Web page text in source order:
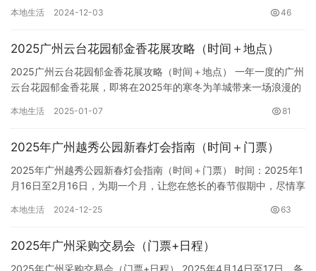
晋升…
本地生活 2024-12-03 46
2025广州云台花园郁金香花展攻略（时间＋地点）
2025广州云台花园郁金香花展攻略（时间＋地点） 一年一度的广州
云台花园郁金香花展，即将在2025年的寒冬为羊城带来一场浪漫的
本地生活 2025-01-07 81
2025年广州越秀公园新春灯会指南（时间＋门票）
2025年广州越秀公园新春灯会指南（时间＋门票） 时间：2025年1
月16日至2月16日，为期一个月，让您在悠长的春节假期中，尽情享
本地生活 2024-12-25 63
2025年广州采购交易会（门票+日程）